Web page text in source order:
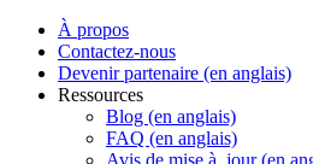
À propos
Contactez-nous
Devenir partenaire (en anglais)
Ressources
Blog (en anglais)
FAQ (en anglais)
Avis de mise à jour (en